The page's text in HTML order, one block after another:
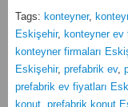
Tags: konteyner,
Eskişehir, konteyner ev
konteyner firmaları
Eskişehir, prefabrik ev,
prefabrik ev fiyatları
konut, prefabrik konut